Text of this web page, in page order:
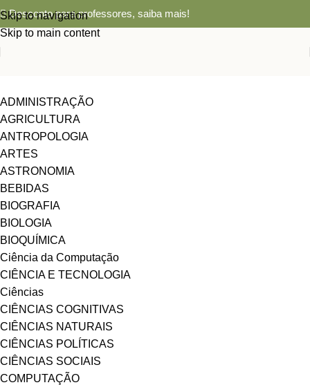
Skip to navigation
Skip to main content
Desconto para professores, saiba mais!
ADMINISTRAÇÃO
AGRICULTURA
ANTROPOLOGIA
ARTES
ASTRONOMIA
BEBIDAS
BIOGRAFIA
BIOLOGIA
BIOQUÍMICA
Ciência da Computação
CIÊNCIA E TECNOLOGIA
Ciências
CIÊNCIAS COGNITIVAS
CIÊNCIAS NATURAIS
CIÊNCIAS POLÍTICAS
CIÊNCIAS SOCIAIS
COMPUTAÇÃO